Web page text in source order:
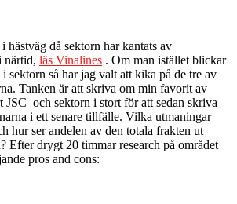
hästväg då sektorn har kantats av
närtid, läs Vinalines . Om man istället blickar
sektorn så har jag valt att kika på de tre av
Tanken är att skriva om min favorit av
JSC och sektorn i stort för att sedan skriva
i ett senare tillfälle. Vilka utmaningar
hur ser andelen av den totala frakten ut
Efter drygt 20 timmar research på området
pros and cons: